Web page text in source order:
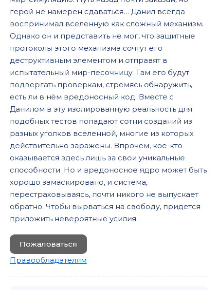
герой не намерен сдаваться… Данил всегда
воспринимал вселенную как сложный механизм.
Однако он и представить не мог, что защитные
протоколы этого механизма сочтут его
деструктивным элементом и отправят в
испытательный мир-песочницу. Там его будут
подвергать проверкам, стремясь обнаружить,
есть ли в нём вредоносный код. Вместе с
Данилом в эту изолированную реальность для
подобных тестов попадают сотни созданий из
разных уголков вселенной, многие из которых
действительно заражены. Впрочем, кое-кто
оказывается здесь лишь за свои уникальные
способности. Но и вредоносное ядро может быть
хорошо замаскировано, и система,
перестраховываясь, почти никого не выпускает
обратно. Чтобы вырваться на свободу, придётся
приложить невероятные усилия.
Пожаловаться
Правообладателям